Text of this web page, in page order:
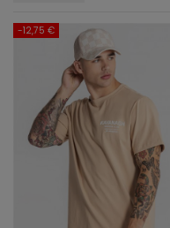
-12,75 €